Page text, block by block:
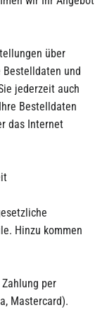
über
Bestelldaten und
jederzeit auch
Bestelldaten
das Internet
Hinzu kommen
per
Mastercard).